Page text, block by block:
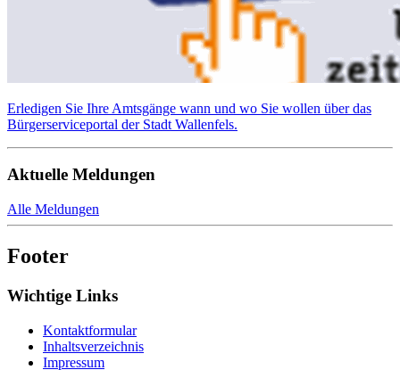
Erledigen Sie Ihre Amtsgänge wann und wo Sie wollen über das
Bürgerserviceportal der Stadt Wallenfels.
Aktuelle Meldungen
Alle Meldungen
Footer
Wichtige Links
Kontaktformular
Inhaltsverzeichnis
Impressum